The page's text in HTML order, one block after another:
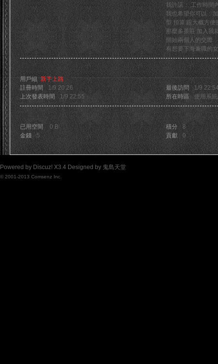
我許諾： 工作時間
我也希望你可以：
型 預算 跟大概方便
那麼多茶莊 加入我
開始兩個人的交際
有想要下海兼職的
活躍概況
用戶組新手上路
註冊時間
1/9 20:26 最後訪問
1/9
上次發表時間
1/9 22:55 所在時區 使用系
已用空間
0 B 積分
8
金錢
5 貢獻 0
Powered by Discuz! X3.4 Designed by 鬼島天堂
© 2001-2013 Comsenz Inc.